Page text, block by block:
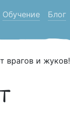
Обучение Блог
врагов и жуков!